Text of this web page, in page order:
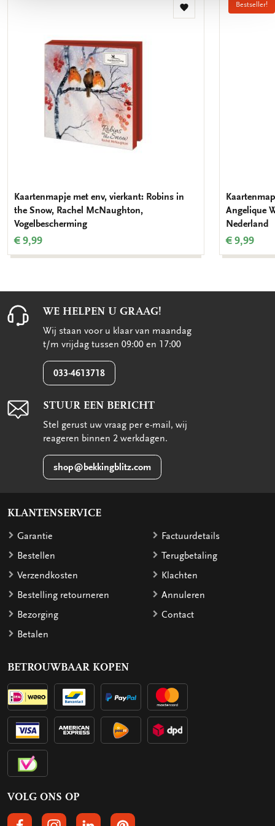
Toevoegen
Kaartenmapje met env, vierkant: Robins in
the Snow, Rachel McNaughton,
Vogelbescherming
€ 9,99
Bestseller!
Angelique
Nederland
€ 9,99
WE HELPEN U GRAAG!
Wij staan voor u klaar van maandag
t/m vrijdag tussen 09:00 en 17:00
033-4613718
STUUR EEN BERICHT
Stel gerust uw vraag per e-mail, wij
reageren binnen 2 werkdagen.
shop@bekkingblitz.com
KLANTENSERVICE
Garantie
Bestellen
Verzendkosten
Bestelling retourneren
Bezorging
Betalen
Factuurdetails
Terugbetaling
Klachten
Annuleren
Contact
BETROUWBAAR KOPEN
VOLG ONS OP